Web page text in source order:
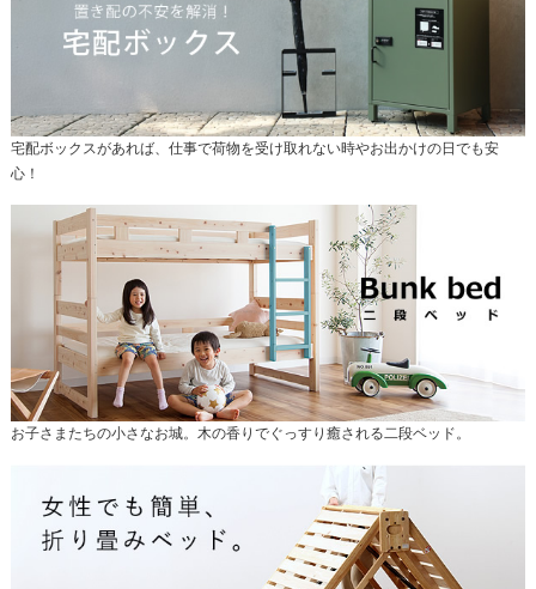
宅配ボックスがあれば、仕事で荷物を受け取れない時やお出かけの日でも安
心！
お子さまたちの小さなお城。木の香りでぐっすり癒される二段ベッド。